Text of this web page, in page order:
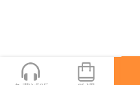
原文及附件：株
用户s****02